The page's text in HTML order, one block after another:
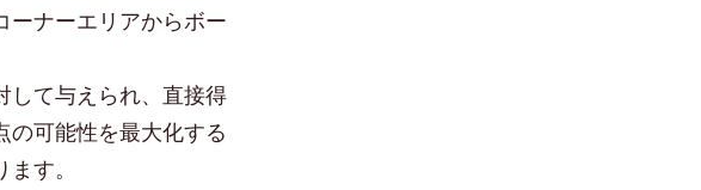
ーナーエリアからボー
して与えられ、直接得
の可能性を最大化する
す。